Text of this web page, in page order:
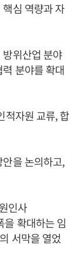
심 역량과 자
위산업 분야
력 분야를 확대
적자원 교류, 합
을 논의하고,
인사
을 확대하는 임
서막을 열었